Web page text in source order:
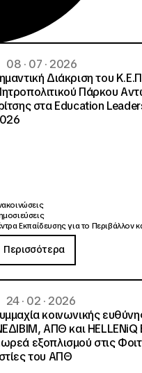
08 · 07 · 2026
Διάκριση του
Πάρκου
στα Education
Εκπαίδευσης για το Περιβάλλον
Περισσότερα
24 · 02 · 2026
κοινωνικής
ΑΠΘ και HELLENiQ
εξοπλισμού στις
του ΑΠΘ